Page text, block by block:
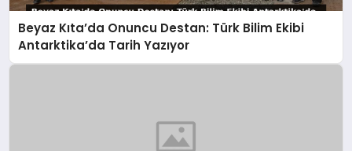
Beyaz Kıta’da Onuncu Destan: Türk Bilim Ekibi
Antarktika’da Tarih Yazıyor